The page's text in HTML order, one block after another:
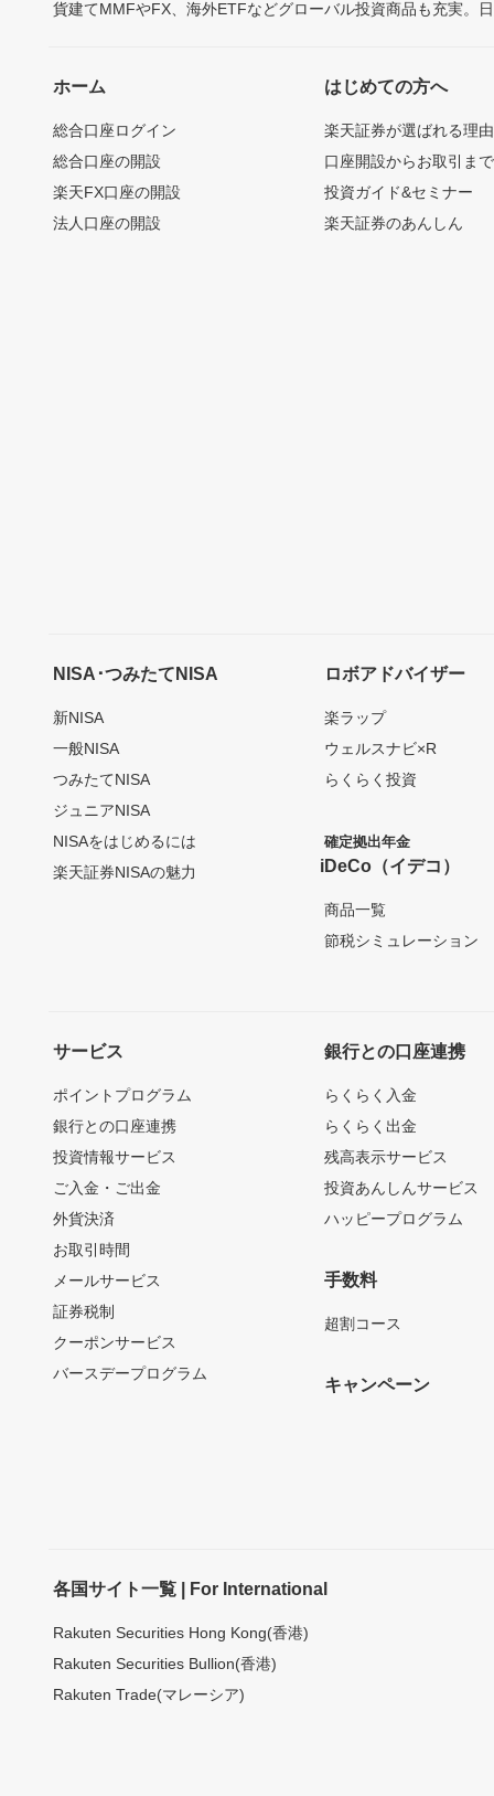
貨建てMMFやFX、海外ETFなどグローバル投資商品も充実。
ホーム
総合口座ログイン
総合口座の開設
楽天FX口座の開設
法人口座の開設
はじめての方へ
楽天証券が選ばれる理由
口座開設からお取引ま
投資ガイド&セミナー
楽天証券のあんしん
NISA･つみたてNISA
新NISA
一般NISA
つみたてNISA
ジュニアNISA
NISAをはじめるには
楽天証券NISAの魅力
ロボアドバイザー
楽ラップ
ウェルスナビ×R
らくらく投資
確定拠出年金
iDeCo（イデコ）
商品一覧
節税シミュレーション
サービス
ポイントプログラム
銀行との口座連携
投資情報サービス
ご入金・ご出金
外貨決済
お取引時間
メールサービス
証券税制
クーポンサービス
バースデープログラム
銀行との口座連携
らくらく入金
らくらく出金
残高表示サービス
投資あんしんサービス
ハッピープログラム
手数料
超割コース
キャンペーン
各国サイト一覧 | For International
Rakuten Securities Hong Kong(香港)
Rakuten Securities Bullion(香港)
Rakuten Trade(マレーシア)